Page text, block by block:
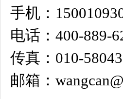
手机：
电话：400-889-
传真：010-
邮箱：